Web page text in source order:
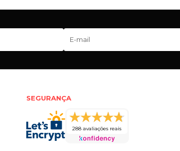
SEGURANÇA
288 avaliações reais